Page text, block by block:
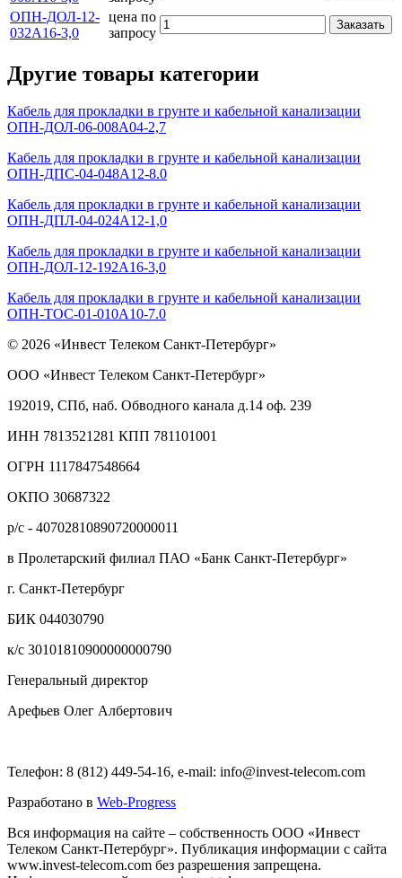
ОПН-ДОЛ-12-
032А16-3,0
цена по
запросу
Заказать
Другие товары категории
Кабель для прокладки в грунте и кабельной канализации
ОПН-ДОЛ-06-008А04-2,7
Кабель для прокладки в грунте и кабельной канализации
ОПН-ДПС-04-048А12-8.0
Кабель для прокладки в грунте и кабельной канализации
ОПН-ДПЛ-04-024А12-1,0
Кабель для прокладки в грунте и кабельной канализации
ОПН-ДОЛ-12-192А16-3,0
Кабель для прокладки в грунте и кабельной канализации
ОПН-ТОС-01-010А10-7.0
© 2026 «Инвест Телеком Санкт-Петербург»
ООО «Инвест Телеком Санкт-Петербург»
192019, СПб, наб. Обводного канала д.14 оф. 239
ИНН 7813521281 КПП 781101001
ОГРН 1117847548664
ОКПО 30687322
р/с - 40702810890720000011
в Пролетарский филиал ПАО «Банк Санкт-Петербург»
г. Санкт-Петербург
БИК 044030790
к/с 30101810900000000790
Генеральный директор
Арефьев Олег Албертович
Телефон: 8 (812) 449-54-16, e-mail: info@invest-telecom.com
Разработано в Web-Progress
Вся информация на сайте – собственность ООО «Инвест
Телеком Санкт-Петербург». Публикация информации с сайта
www.invest-telecom.com без разрешения запрещена.